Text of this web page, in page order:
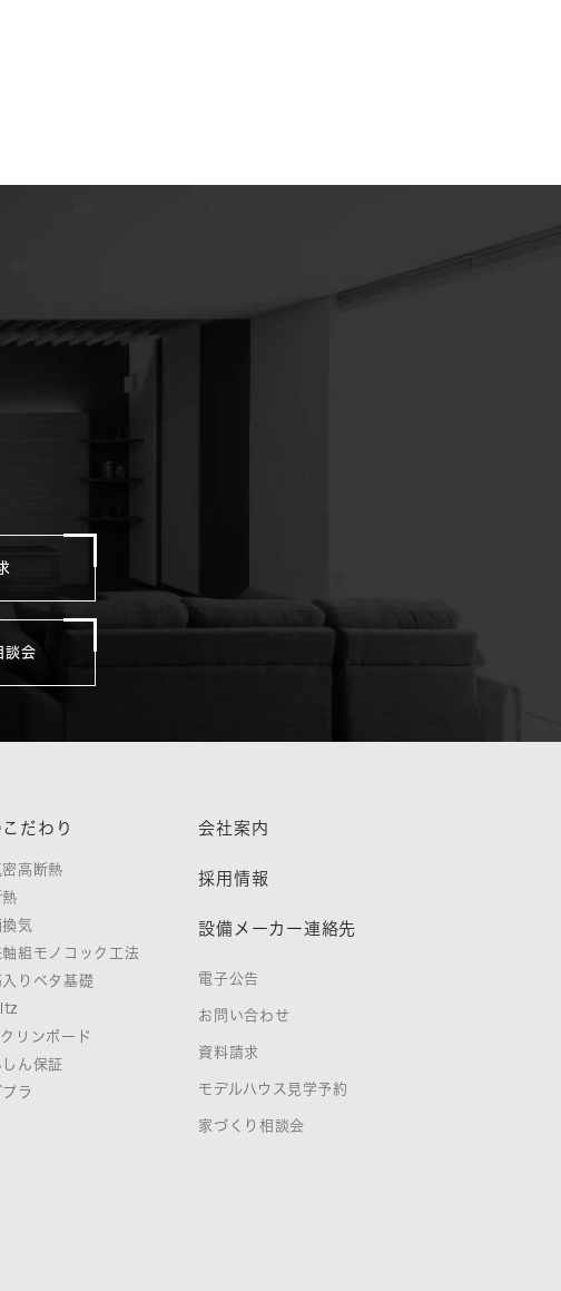
談会
だわり
密高断熱
気
軸組モノコック工法
入りベタ基礎
リンボード
しん保証
ラ
会社案内
採用情報
設備メーカー連絡先
電子公告
お問い合わせ
資料請求
モデルハウス見学予約
家づくり相談会